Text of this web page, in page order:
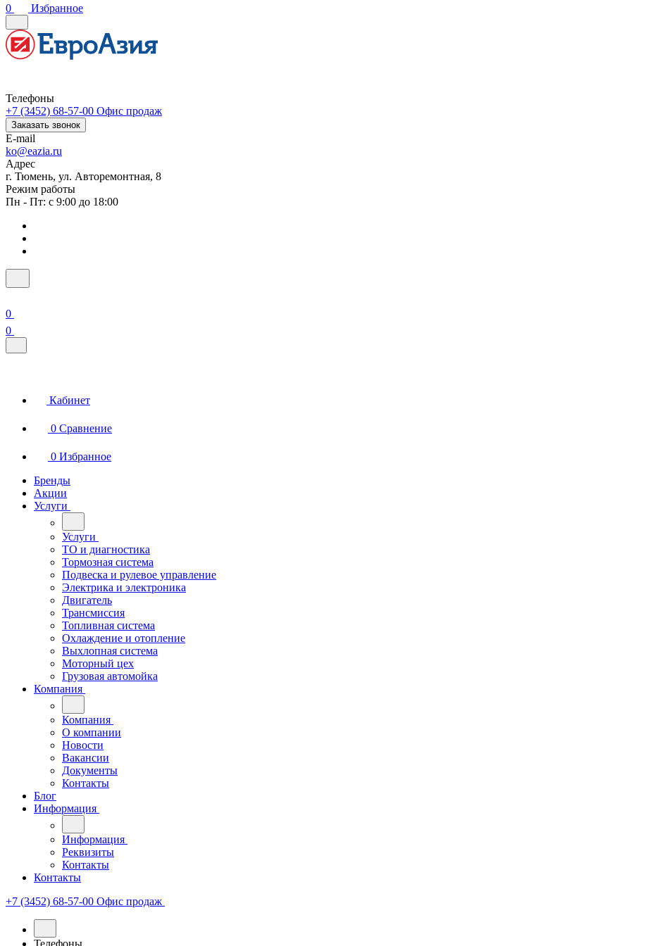
0 Избранное
Телефоны
+7 (3452) 68-57-00 Офис продаж
Заказать звонок
E-mail
ko@eazia.ru
Адрес
г. Тюмень, ул. Авторемонтная, 8
Режим работы
Пн - Пт: с 9:00 до 18:00
0
0
Кабинет
0 Сравнение
0 Избранное
Бренды
Акции
Услуги
Услуги
ТО и диагностика
Тормозная система
Подвеска и рулевое управление
Электрика и электроника
Двигатель
Трансмиссия
Топливная система
Охлаждение и отопление
Выхлопная система
Моторный цех
Грузовая автомойка
Компания
Компания
О компании
Новости
Вакансии
Документы
Контакты
Блог
Информация
Информация
Реквизиты
Контакты
Контакты
+7 (3452) 68-57-00 Офис продаж
Телефоны